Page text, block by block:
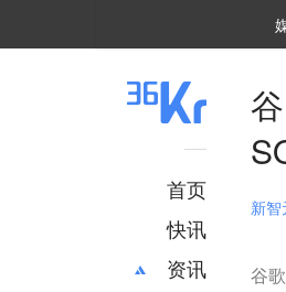
首页
快讯
资讯
新智
谷